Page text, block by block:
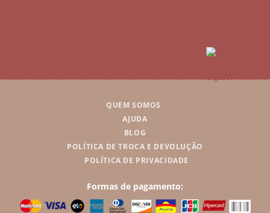
Formas de pagamento:
QUEM SOMOS
AJUDA
BLOG
POLÍTICA DE TROCA E DEVOLUÇÃO
POLÍTICA DE PRIVACIDADE